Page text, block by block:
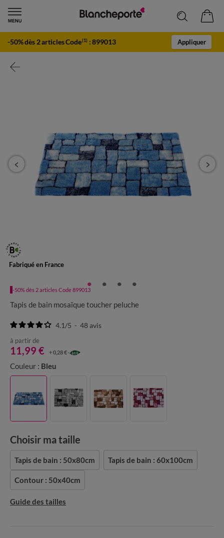
-50% dès 2 articles Code(1) :899013 Appliquer
Fabriqué en France
-50% dès 2 articles Code 899013
Tapis de bain mosaïque toucher peluche
4.1/5 - 48avis
à partir de
11,99 € + 0,28 €
Couleur : Bleu
Choisir ma taille
Tapis de bain : 50x80cm Tapis de bain : 60x100cm
Contour : 50x40cm
Guide des tailles